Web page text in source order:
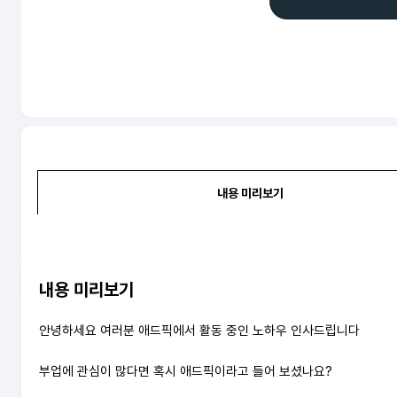
내용 미리보기
내용 미리보기
안녕하세요 여러분 애드픽에서 활동 중인 노하우 인사드립니다
부업에 관심이 많다면 혹시 애드픽이라고 들어 보셨나요?